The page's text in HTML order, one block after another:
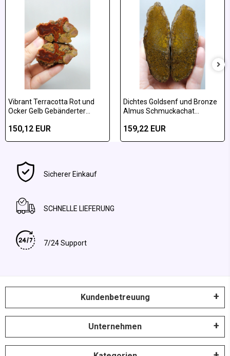
Vibrant Terracotta Rot und
Ocker Gelb Gebänderter
150,12 EUR
Dichtes Goldsenf und Bronze
Almus Schmuckachat
159,22 EUR
Sicherer Einkauf
SCHNELLE LIEFERUNG
7/24 Support
Kundenbetreuung
Unternehmen